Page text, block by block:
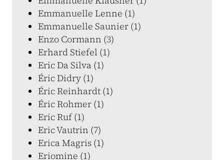
Emmanuelle Lenne (1)
Emmanuelle Saunier (1)
Enzo Cormann (3)
Erhard Stiefel (1)
Eric Da Silva (1)
Éric Didry (1)
Éric Reinhardt (1)
Éric Rohmer (1)
Eric Ruf (1)
Eric Vautrin (7)
Erica Magris (1)
Eriomine (1)